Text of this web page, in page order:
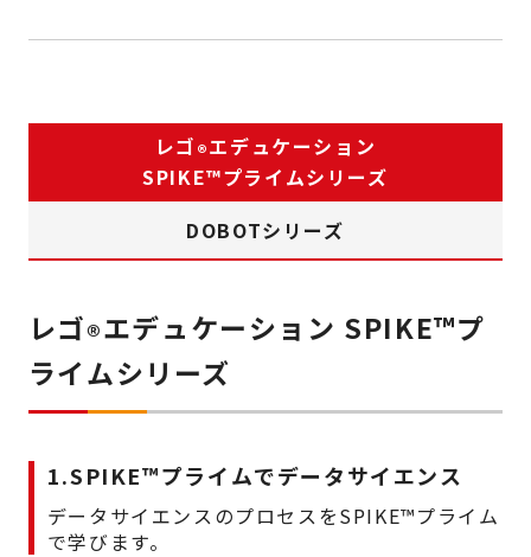
レゴ®エデュケーション
SPIKE™プライムシリーズ
DOBOTシリーズ
レゴ®エデュケーション SPIKE™プ
ライムシリーズ
1.SPIKE™プライムでデータサイエンス
データサイエンスのプロセスをSPIKE™プライム
で学びます。